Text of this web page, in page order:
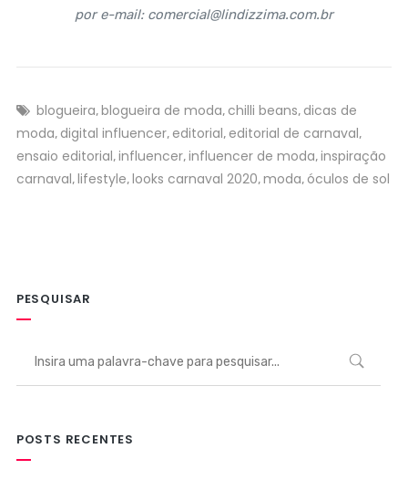
por e-mail: comercial@lindizzima.com.br
blogueira,blogueira de moda, chilli beans, dicas de
moda, digital influencer, editorial, editorial de carnaval,
ensaio editorial,influencer,influencer de moda,inspiração
carnaval,lifestyle,looks carnaval 2020,moda, óculos de sol
PESQUISAR
POSTS RECENTES